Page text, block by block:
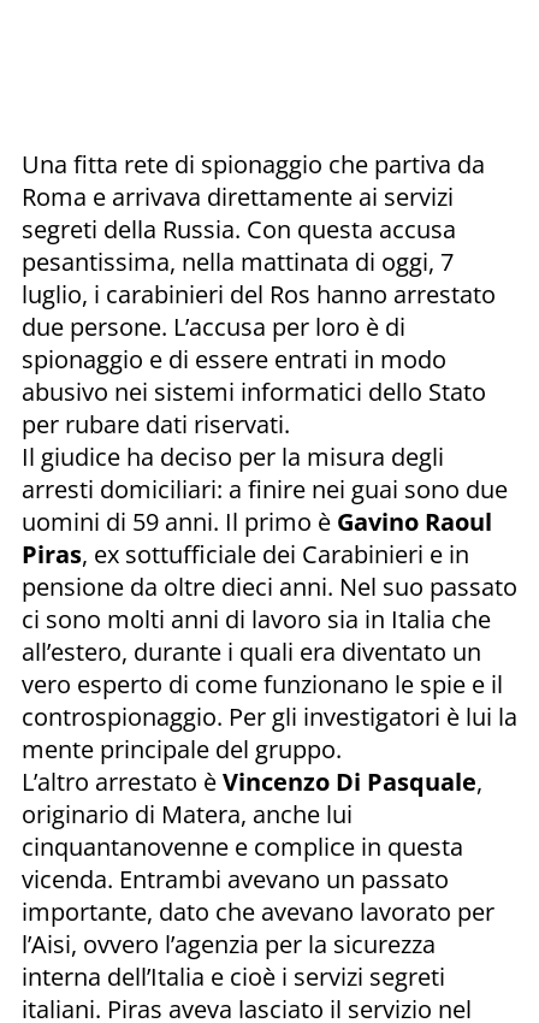
Una fitta rete di spionaggio che partiva da
Roma e arrivava direttamente ai servizi
segreti della Russia. Con questa accusa
pesantissima, nella mattinata di oggi, 7
luglio, i carabinieri del Ros hanno arrestato
due persone. L’accusa per loro è di
spionaggio e di essere entrati in modo
abusivo nei sistemi informatici dello Stato
per rubare dati riservati.
Il giudice ha deciso per la misura degli
arresti domiciliari: a finire nei guai sono due
uomini di 59 anni. Il primo è Gavino Raoul
Piras, ex sottufficiale dei Carabinieri e in
pensione da oltre dieci anni. Nel suo passato
ci sono molti anni di lavoro sia in Italia che
all’estero, durante i quali era diventato un
vero esperto di come funzionano le spie e il
controspionaggio. Per gli investigatori è lui la
mente principale del gruppo.
L’altro arrestato èVincenzo Di Pasquale,
originario di Matera, anche lui
cinquantanovenne e complice in questa
vicenda. Entrambi avevano un passato
importante, dato che avevano lavorato per
l’Aisi, ovvero l’agenzia per la sicurezza
interna dell’Italia e cioè i servizi segreti
italiani. Piras aveva lasciato il servizio nel